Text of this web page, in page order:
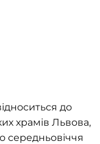
до
храмів Львова,
середньовіччя